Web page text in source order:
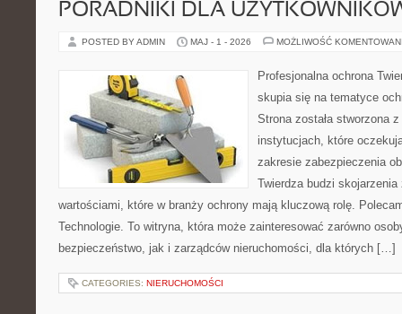
PORADNIKI DLA
POSTED BY ADMIN MAJ - 1 - 2026 MOŻLIWOŚĆ
Profesjonalna ochrona
skupia się na tematyce
Strona została stworzona
instytucjach, które
zakresie zabezpieczenia
Twierdza budzi
wartościami, które w branży ochrony mają kluczową rolę.
Technologie. To witryna, która może zainteresować zarówno
bezpieczeństwo, jak i zarządców nieruchomości, dla których […]
CATEGORIES: NIERUCHOMOŚCI